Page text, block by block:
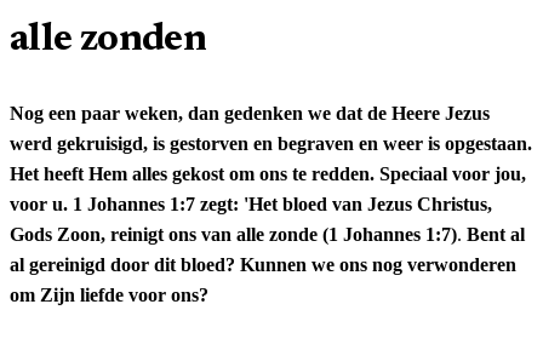
alle zonden
Nog een paar weken, dan gedenken we dat de Heere Jezus
werd gekruisigd, is gestorven en begraven en weer is opgestaan.
Het heeft Hem alles gekost om ons te redden. Speciaal voor jou,
voor u. 1 Johannes 1:7 zegt: 'Het bloed van Jezus Christus,
Gods Zoon, reinigt ons van alle zonde (1 Johannes 1:7). Bent al
al gereinigd door dit bloed? Kunnen we ons nog verwonderen
om Zijn liefde voor ons?